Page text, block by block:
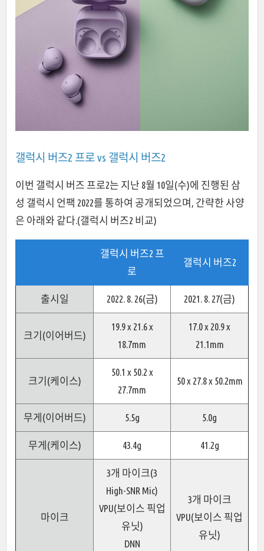
갤럭시 버즈2 프로 vs 갤럭시 버즈2
이번 갤럭시 버즈 프로2는 지난 8월 10일(수)에 진행된 삼
성 갤럭시 언팩 2022를 통하여 공개되었으며, 간략한 사양
은 아래와 같다.(갤럭시 버즈2 비교)
갤럭시 버즈2 프
로
갤럭시 버즈2
출시일 2022. 8. 26(금) 2021. 8. 27(금)
크기(이어버드)
19.9 x 21.6 x
18.7mm
17.0 x 20.9 x
21.1mm
크기(케이스)
50.1 x 50.2 x
27.7mm
50 x 27.8 x 50.2mm
무게(이어버드) 5.5g 5.0g
무게(케이스) 43.4g 41.2g
마이크
3개 마이크(3
High-SNR Mic)
VPU(보이스 픽업
유닛)
DNN
3개 마이크
VPU(보이스 픽업
유닛)